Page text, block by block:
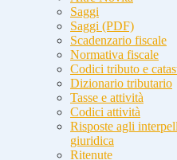
Saggi
Saggi (PDF)
Scadenzario fiscale
Normativa fiscale
Codici tributo e
Dizionario tributario
Tasse e attività
Codici attività
Risposte agli
giuridica
Ritenute